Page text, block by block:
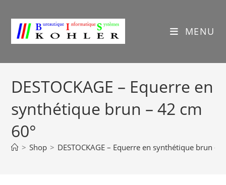
content
MENU
DESTOCKAGE – Equerre en
synthétique brun – 42 cm
60°
> Shop > DESTOCKAGE – Equerre en synthétique brun –